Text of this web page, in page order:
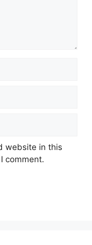
website in this
comment.